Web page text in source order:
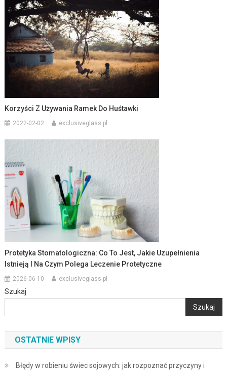
Korzyści Z Używania Ramek Do Huśtawki
2022-02-02 exclusiveglass.pl
Protetyka Stomatologiczna: Co To Jest, Jakie Uzupełnienia
Istnieją I Na Czym Polega Leczenie Protetyczne
2026-06-10 exclusiveglass.pl
Szukaj
Szukaj
OSTATNIE WPISY
Błędy w robieniu świec sojowych: jak rozpoznać przyczyny i